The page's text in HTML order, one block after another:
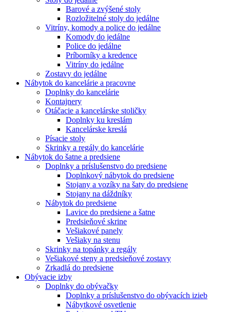
Barové a zvýšené stoly
Rozložitelné stoly do jedálne
Vitríny, komody a police do jedálne
Komody do jedálne
Police do jedálne
Príborníky a kredence
Vitríny do jedálne
Zostavy do jedálne
Nábytok do kancelárie a pracovne
Doplnky do kancelárie
Kontajnery
Otáčacie a kancelárske stoličky
Doplnky ku kreslám
Kancelárske kreslá
Písacie stoly
Skrinky a regály do kancelárie
Nábytok do šatne a predsiene
Doplnky a príslušenstvo do predsiene
Doplnkový nábytok do predsiene
Stojany a vozíky na šaty do predsiene
Stojany na dáždníky
Nábytok do predsiene
Lavice do predsiene a šatne
Predsieňové skrine
Vešiakové panely
Vešiaky na stenu
Skrinky na topánky a regály
Vešiakové steny a predsieňové zostavy
Zrkadlá do predsiene
Obývacie izby
Doplnky do obývačky
Doplnky a príslušenstvo do obývacích izieb
Nábytkové osvetlenie